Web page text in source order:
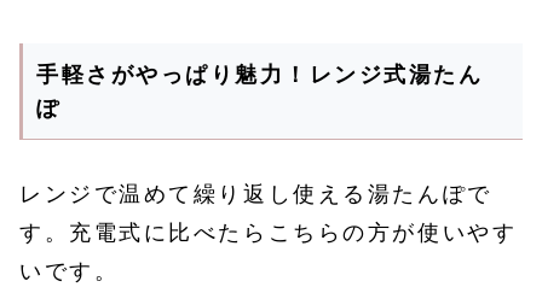
手軽さがやっぱり魅力！レンジ式湯たん
ぽ
レンジで温めて繰り返し使える湯たんぽで
す。充電式に比べたらこちらの方が使いやす
いです。